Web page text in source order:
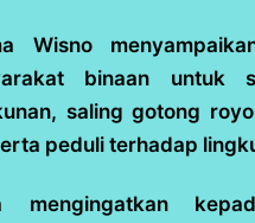
Wisno
binaan untuk
saling gotong
peduli terhadap
mengingatkan